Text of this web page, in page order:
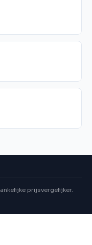
prijsvergelijker.